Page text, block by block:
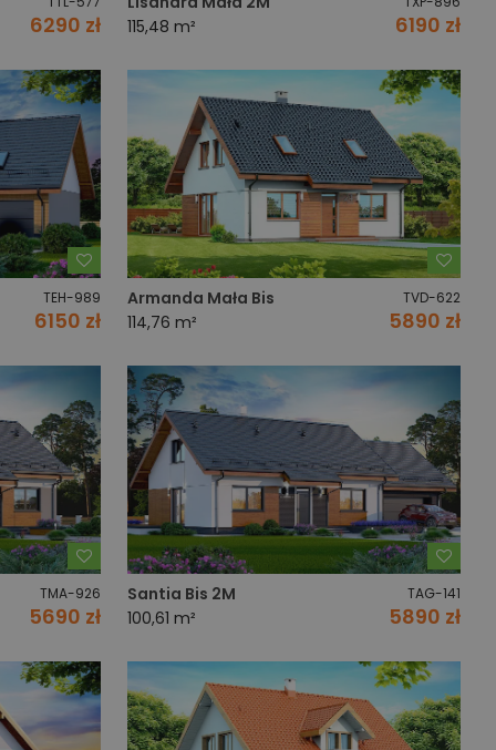
6290 zł 115,48 m² 6190 zł
TEH-989
6150 zł
Dodaj do ulubionych
Armanda Mała Bis
TVD-622
114,76 m² 5890 zł
TMA-926
5690 zł
Dodaj do ulubionych
Santia Bis 2M
TAG-141
100,61 m² 5890 zł